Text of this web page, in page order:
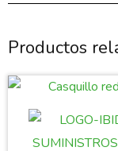
Productos